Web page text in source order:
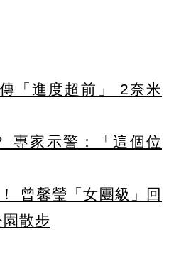
「進度超前」 2奈米
專家示警：「這個位
曾馨瑩「女團級」回
散步